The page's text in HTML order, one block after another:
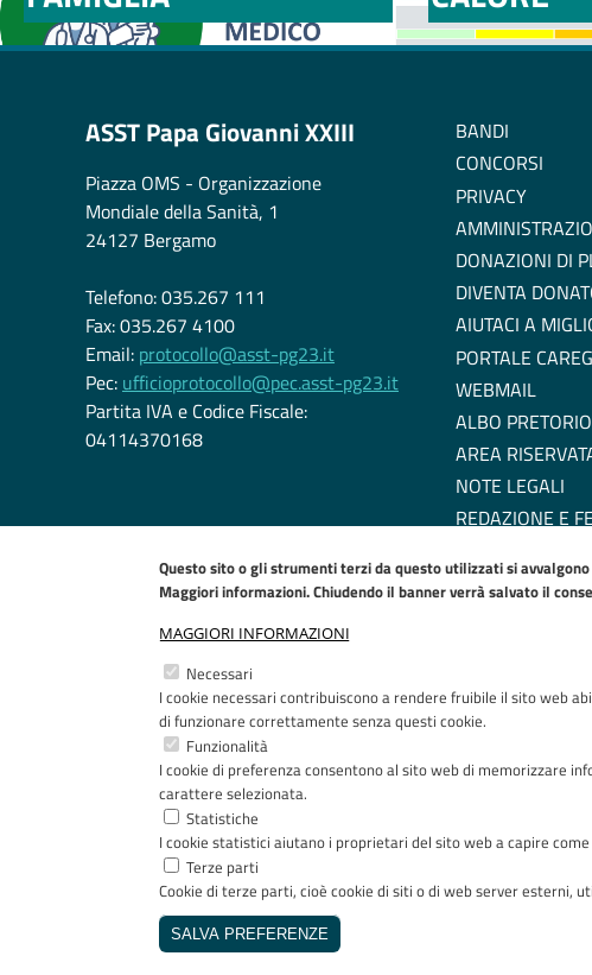
Questo sito o gli strumenti terzi da questo utilizzati si
Maggiori informazioni. Chiudendo il banner verrà salvato il
MAGGIORI INFORMAZIONI
Necessari
I cookie necessari contribuiscono a rendere fruibile il sito web
di funzionare correttamente senza questi cookie.
Funzionalità
I cookie di preferenza consentono al sito web di memorizzare
carattere selezionata.
Statistiche
I cookie statistici aiutano i proprietari del sito web a capire
Terze parti
Cookie di terze parti, cioè cookie di siti o di web server esterni,
SALVA PREFERENZE
ASST Papa Giovanni XXIII
Piazza OMS - Organizzazione
Mondiale della Sanità, 1
24127 Bergamo
Telefono: 035.267 111
Fax: 035.267 4100
Email: protocollo@asst-pg23.it
Pec: ufficioprotocollo@pec.asst-pg23.it
Partita IVA e Codice Fiscale:
04114370168
BANDI
CONCORSI
PRIVACY
DONAZIONI DI
DIVENTA
AIUTACI A
PORTALE
WEBMAIL
ALBO PRETORIO
AREA
NOTE LEGALI
REDAZIONE E
EU COOKIE
Copyright © 2005-2023 - ASST Papa Giovanni XXIII - Piazza